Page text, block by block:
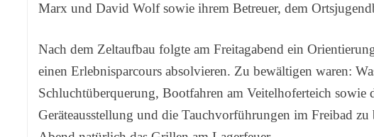
Marx und David Wolf sowie ihrem Betreuer, dem
Nach dem Zeltaufbau folgte am Freitagabend ein
einen Erlebnisparcours absolvieren. Zu bewältigen waren:
Schluchtüberquerung, Bootfahren am Veitelhoferteich
Geräteausstellung und die Tauchvorführungen im Freibad